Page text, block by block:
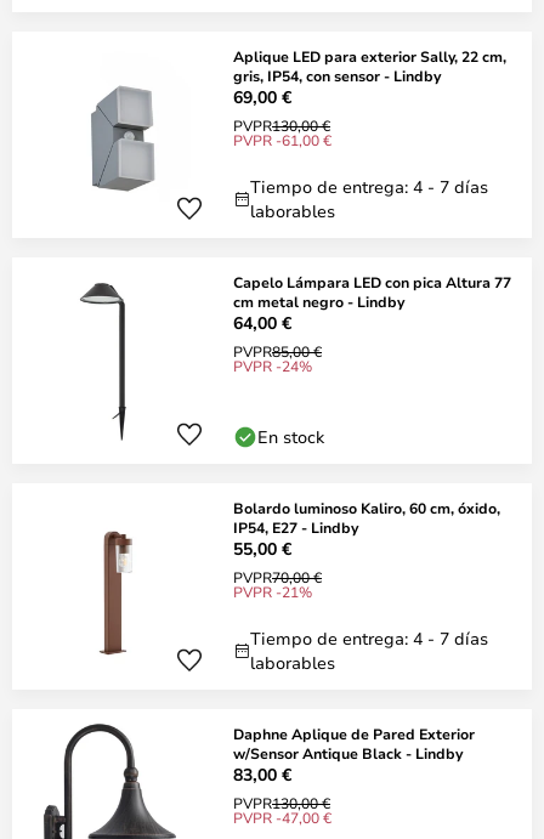
Aplique LED para exterior Sally, 22 cm,
gris, IP54, con sensor - Lindby
69,00 €
PVPR130,00 €
PVPR -61,00 €
Tiempo de entrega: 4 - 7 días
laborables
Capelo Lámpara LED con pica Altura 77
cm metal negro - Lindby
64,00 €
PVPR85,00 €
PVPR -24%
En stock
Bolardo luminoso Kaliro, 60 cm, óxido,
IP54, E27 - Lindby
55,00 €
PVPR70,00 €
PVPR -21%
Tiempo de entrega: 4 - 7 días
laborables
Daphne Aplique de Pared Exterior
w/Sensor Antique Black - Lindby
83,00 €
PVPR130,00 €
PVPR -47,00 €